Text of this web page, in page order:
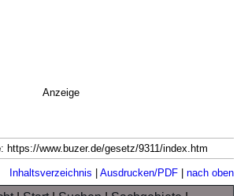
Anzeige
: https://www.buzer.de/gesetz/9311/index.htm
Inhaltsverzeichnis | Ausdrucken/PDF| nach oben